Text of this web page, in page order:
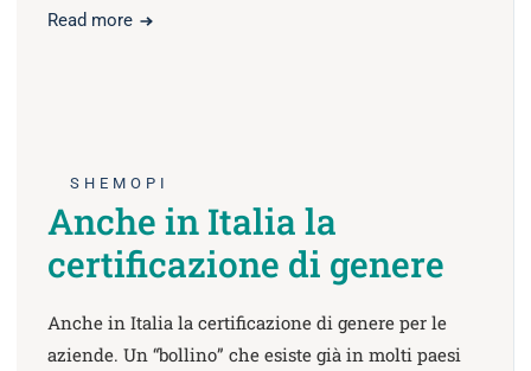
Read more
SHEMOPI
Anche in Italia la
certificazione di genere
Anche in Italia la certificazione di genere per le
aziende. Un “bollino” che esiste già in molti paesi